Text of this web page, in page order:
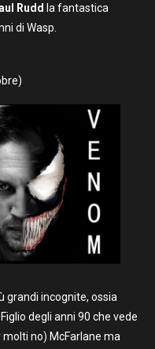
Rudd la fantastica
di Wasp.
grandi incognite, ossia
degli anni 90 che vede
no) McFarlane ma